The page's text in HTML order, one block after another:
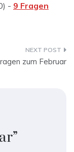
- 9 Fragen
zum Februar
”